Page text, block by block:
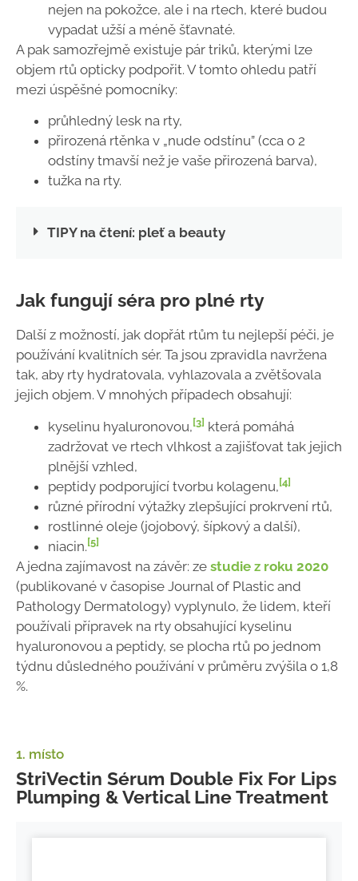
nejen na pokožce, ale i na rtech, které budou
vypadat užší a méně šťavnaté.
A pak samozřejmě existuje pár triků, kterými lze
objem rtů opticky podpořit. V tomto ohledu patří
mezi úspěšné pomocníky:
průhledný lesk na rty,
přirozená rtěnka v „nude odstínu” (cca o 2
odstíny tmavší než je vaše přirozená barva),
tužka na rty.
TIPY na čtení: pleť a beauty
Jak fungují séra pro plné rty
Další z možností, jak dopřát rtům tu nejlepší péči, je
používání kvalitních sér. Ta jsou zpravidla navržena
tak, aby rty hydratovala, vyhlazovala a zvětšovala
jejich objem. V mnohých případech obsahují:
kyselinu hyaluronovou, [3] která pomáhá
zadržovat ve rtech vlhkost a zajišťovat tak jejich
plnější vzhled,
peptidy podporující tvorbu kolagenu, [4]
různé přírodní výtažky zlepšující prokrvení rtů,
rostlinné oleje (jojobový, šípkový a další),
niacin. [5]
A jedna zajímavost na závěr: ze studie z roku 2020
(publikované v časopise Journal of Plastic and
Pathology Dermatology) vyplynulo, že lidem, kteří
používali přípravek na rty obsahující kyselinu
hyaluronovou a peptidy, se plocha rtů po jednom
týdnu důsledného používání v průměru zvýšila o 1,8
%.
1. místo
StriVectin Sérum Double Fix For Lips
Plumping & Vertical Line Treatment